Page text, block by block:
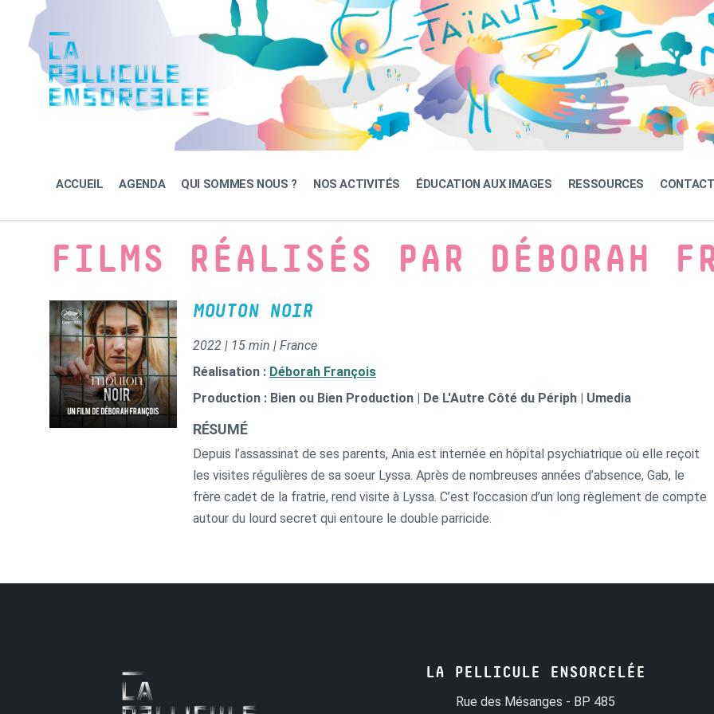
content
navigation
footer
ACCUEIL AGENDA QUI SOMMES NOUS ? NOS ACTIVITÉS ÉDUCATION AUX IMAGES RESSOURCES CONTACT
FILMS RÉALISÉS PAR DÉBORAH
MOUTON NOIR
2022 | 15 min | France
Réalisation : Déborah François
Production : Bien ou Bien Production | De L'Autre Côté du Périph | Umedia
RÉSUMÉ
Depuis l’assassinat de ses parents, Ania est internée en hôpital psychiatrique où elle reçoit
les visites régulières de sa soeur Lyssa. Après de nombreuses années d’absence, Gab, le
frère cadet de la fratrie, rend visite à Lyssa. C’est l’occasion d’un long règlement de compte
autour du lourd secret qui entoure le double parricide.
LA PELLICULE ENSORCELÉE
Rue des Mésanges - BP 485